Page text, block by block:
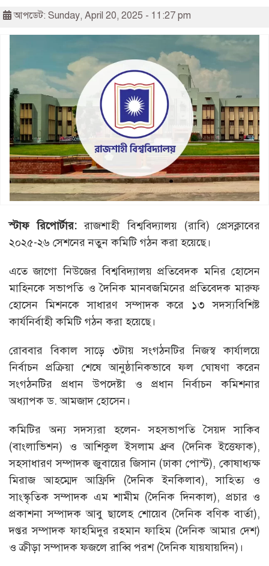
আপডেট: Sunday, April 20, 2025 - 11:27 pm
স্টাফ রিপোর্টার: রাজশাহী বিশ্ববিদ্যালয় (রাবি) প্রেসক্লাবের
২০২৫-২৬ সেশনের নতুন কমিটি গঠন করা হয়েছে।
এতে জাগো নিউজের বিশ্ববিদ্যালয় প্রতিবেদক মনির হোসেন
মাহিনকে সভাপতি ও দৈনিক মানবজমিনের প্রতিবেদক মারুফ
হোসেন মিশনকে সাধারণ সম্পাদক করে ১৩ সদস্যবিশিষ্ট
কার্যনির্বাহী কমিটি গঠন করা হয়েছে।
রোববার বিকাল সাড়ে ৩টায় সংগঠনটির নিজস্ব কার্যালয়ে
নির্বাচন প্রক্রিয়া শেষে আনুষ্ঠানিকভাবে ফল ঘোষণা করেন
সংগঠনটির প্রধান উপদেষ্টা ও প্রধান নির্বাচন কমিশনার
অধ্যাপক ড. আমজাদ হোসেন।
কমিটির অন্য সদস্যরা হলেন- সহসভাপতি সৈয়দ সাকিব
(বাংলাভিশন) ও আশিকুল ইসলাম ধ্রুব (দৈনিক ইত্তেফাক),
সহসাধারণ সম্পাদক জুবায়ের জিসান (ঢাকা পোস্ট), কোষাধ্যক্ষ
মিরাজ আহম্মেদ আফ্রিদি (দৈনিক ইনকিলাব), সাহিত্য ও
সাংস্কৃতিক সম্পাদক এম শামীম (দৈনিক দিনকাল), প্রচার ও
প্রকাশনা সম্পাদক আবু ছালেহ শোয়েব (দৈনিক বণিক বার্তা),
দপ্তর সম্পাদক ফাহমিদুর রহমান ফাহিম (দৈনিক আমার দেশ)
ও ক্রীড়া সম্পাদক ফজলে রাব্বি পরশ (দৈনিক যায়যায়দিন)।